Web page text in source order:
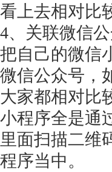
看上去相对比
4、关联微信
把自己的微信
微信公众号，
大家都相对比
小程序全是通
里面扫描二维
程序当中。